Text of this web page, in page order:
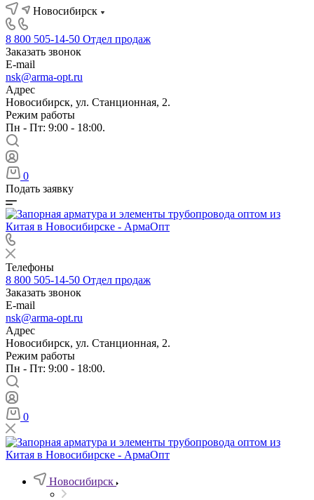
Новосибирск
8 800 505-14-50 Отдел продаж
Заказать звонок
E-mail
nsk@arma-opt.ru
Адрес
Новосибирск, ул. Станционная, 2.
Режим работы
Пн - Пт: 9:00 - 18:00.
0
Подать заявку
Телефоны
8 800 505-14-50 Отдел продаж
Заказать звонок
E-mail
nsk@arma-opt.ru
Адрес
Новосибирск, ул. Станционная, 2.
Режим работы
Пн - Пт: 9:00 - 18:00.
0
Новосибирск